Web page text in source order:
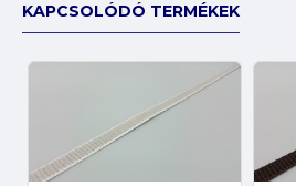
KAPCSOLÓDÓ TERMÉKEK